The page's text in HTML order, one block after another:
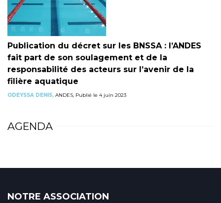
Publication du décret sur les BNSSA : l’ANDES
fait part de son soulagement et de la
responsabilité des acteurs sur l’avenir de la
filière aquatique
ODEYSSA DENIS, ANDES, Publié le 4 juin 2023
AGENDA
NOTRE ASSOCIATION